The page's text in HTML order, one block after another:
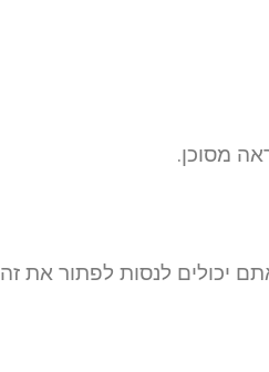
מסוכן.
יכולים לנסות לפתור את זה